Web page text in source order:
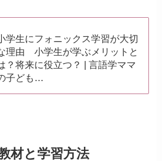
学生にフォニックス学習が大切
理由 小学生が学ぶメリットと
？将来に役立つ？ | 言語学ママ
子ども…
材と学習方法